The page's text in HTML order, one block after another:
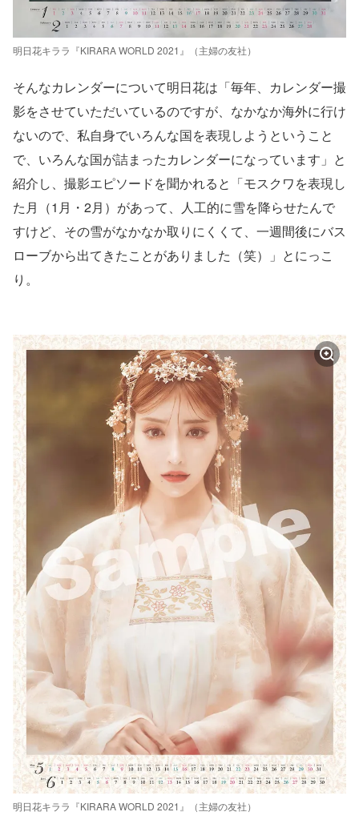
明日花キララ『KIRARA WORLD 2021』（主婦の友社）
そんなカレンダーについて明日花は「毎年、カレンダー撮
影をさせていただいているのですが、なかなか海外に行け
ないので、私自身でいろんな国を表現しようということ
で、いろんな国が詰まったカレンダーになっています」と
紹介し、撮影エピソードを聞かれると「モスクワを表現し
た月（1月・2月）があって、人工的に雪を降らせたんで
すけど、その雪がなかなか取りにくくて、一週間後にバス
ローブから出てきたことがありました（笑）」とにっこ
り。
明日花キララ『KIRARA WORLD 2021』（主婦の友社）